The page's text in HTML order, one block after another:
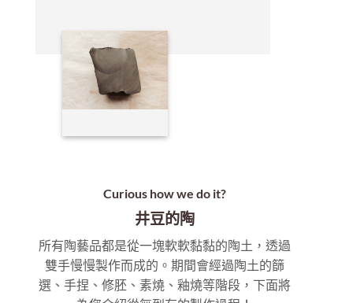
Curious how we do it?
所有陶藝品都是從一塊軟軟黏黏的陶土，透過
雙手慢慢製作而成的。期間會經過陶土的篩
選、手捏、修胚、素燒、釉燒等階段，下面將
為您介紹從無到有的製作過程！